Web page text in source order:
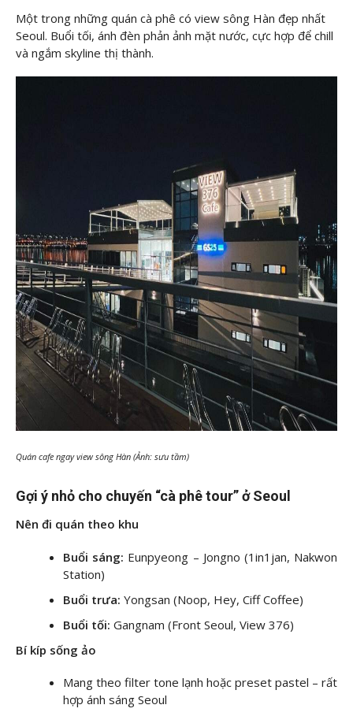
Một trong những quán cà phê có view sông Hàn đẹp nhất
Seoul. Buổi tối, ánh đèn phản ảnh mặt nước, cực hợp để chill
và ngắm skyline thị thành.
Quán cafe ngay view sông Hàn (Ảnh: sưu tầm)
Gợi ý nhỏ cho chuyến “cà phê tour” ở Seoul
Nên đi quán theo khu
Buổi sáng: Eunpyeong – Jongno (1in1jan, Nakwon
Station)
Buổi trưa: Yongsan (Noop, Hey, Ciff Coffee)
Buổi tối: Gangnam (Front Seoul, View 376)
Bí kíp sống ảo
Mang theo filter tone lạnh hoặc preset pastel – rất
hợp ánh sáng Seoul